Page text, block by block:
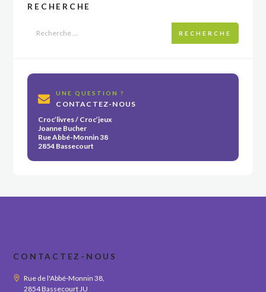
RECHERCHE
RECHERCHE
UNE QUESTION ?
CONTACTEZ-NOUS
Croc’livres / Croc’jeux
Joanne Bucher
Rue Abbé-Monnin 38
2854 Bassecourt
CONTACTEZ-NOUS
Rue de l'Abbé-Monnin 38,
2854 Bassecourt JU